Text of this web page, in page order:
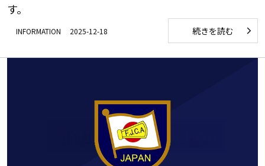
す。
INFORMATION 2025-12-18 続きを読む